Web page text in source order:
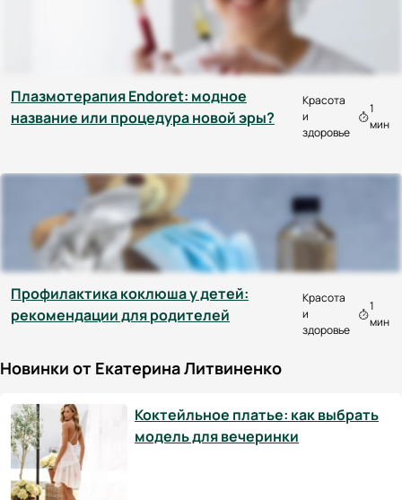
Плазмотерапия Endoret: модное
название или процедура новой эры?
Красота
и
здоровье
1
мин
Профилактика коклюша у детей:
рекомендации для родителей
Красота
и
здоровье
1
мин
Новинки от Екатерина Литвиненко
Коктейльное платье: как выбрать
модель для вечеринки